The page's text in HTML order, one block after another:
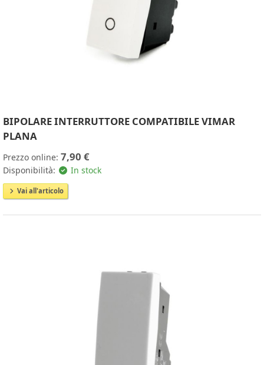
BIPOLARE INTERRUTTORE COMPATIBILE VIMAR
PLANA
Prezzo online: 7,90 €
Disponibilità: In stock
Vai all'articolo